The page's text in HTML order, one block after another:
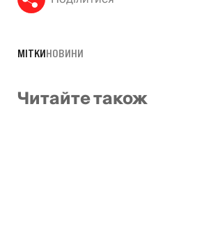
МІТКИНОВИНИ
Читайте також